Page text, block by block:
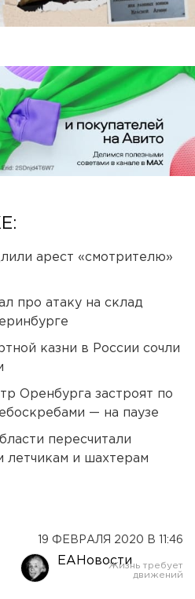
арест «смотрителю»
про атаку на склад
казни в России сочли
Оренбурга застроят по
— на паузе
пересчитали
летчикам и шахтерам
19 ФЕВРАЛЯ 2020 В 11:46
ЕАНовости